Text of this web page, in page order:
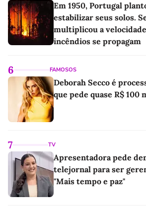
Em 1950, Portugal
estabilizar seus solos.
multiplicou a
incêndios se propagam
6 FAMOSOS
Deborah Secco é
que pede quase R$ 100
7 TV
Apresentadora pede
telejornal para ser
"Mais tempo e paz"